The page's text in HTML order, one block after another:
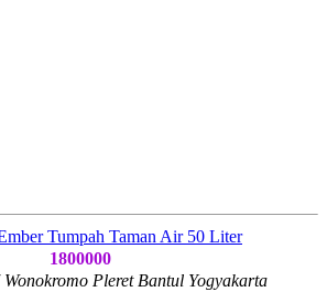
Tumpah Taman Air 50 Liter
1800000
Pleret Bantul Yogyakarta